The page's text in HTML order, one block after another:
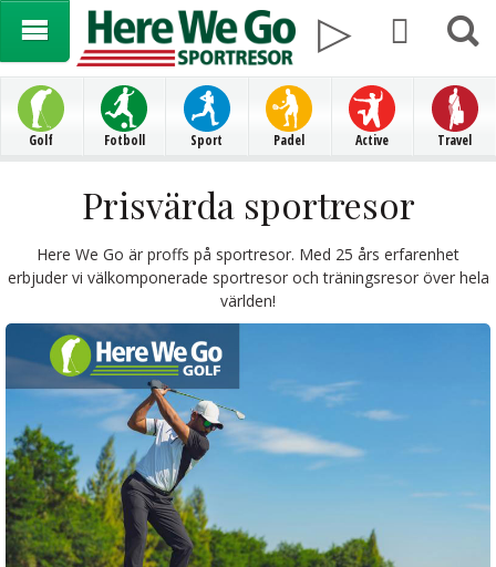
Golf Fotboll Sport Padel Active Travel
Prisvärda sportresor
Here We Go är proffs på sportresor. Med 25 års erfarenhet
erbjuder vi välkomponerade sportresor och träningsresor över hela
världen!